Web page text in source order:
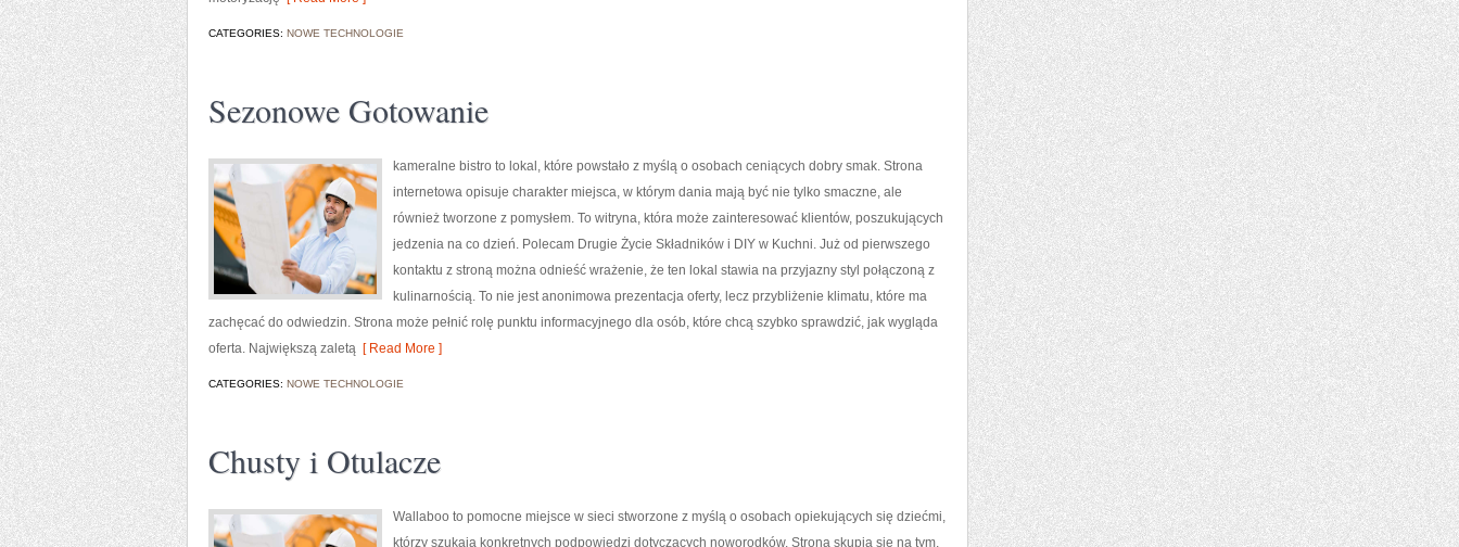
CATEGORIES: NOWE TECHNOLOGIE
Sezonowe Gotowanie
kameralne bistro to lokal, które powstało z myślą o osobach ceniących dobry smak. Strona
internetowa opisuje charakter miejsca, w którym dania mają być nie tylko smaczne, ale
również tworzone z pomysłem. To witryna, która może zainteresować klientów, poszukujących
jedzenia na co dzień. Polecam Drugie Życie Składników i DIY w Kuchni. Już od pierwszego
kontaktu z stroną można odnieść wrażenie, że ten lokal stawia na przyjazny styl połączoną z
kulinarnością. To nie jest anonimowa prezentacja oferty, lecz przybliżenie klimatu, które ma
zachęcać do odwiedzin. Strona może pełnić rolę punktu informacyjnego dla osób, które chcą szybko sprawdzić, jak wygląda
oferta. Największą zaletą [ Read More ]
CATEGORIES: NOWE TECHNOLOGIE
Chusty i Otulacze
Wallaboo to pomocne miejsce w sieci stworzone z myślą o osobach opiekujących się dziećmi,
którzy szukają konkretnych podpowiedzi dotyczących noworodków. Strona skupia się na tym,